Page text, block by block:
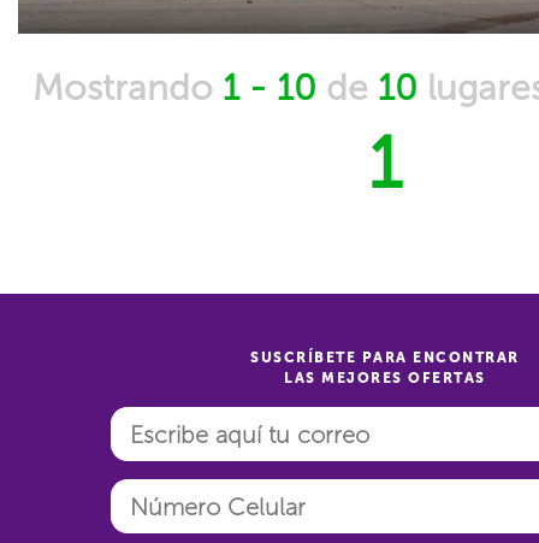
Mostrando 1 - 10 de 10
1
SUSCRÍBETE PARA ENCONTRAR
LAS MEJORES OFERTAS